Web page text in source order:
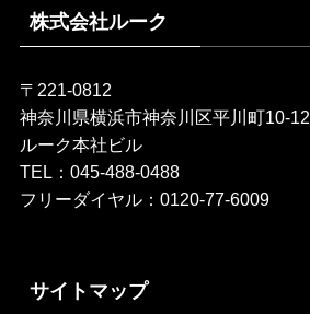
株式会社ルーク
〒221-0812
神奈川県横浜市神奈川区平川町10-12
ルーク本社ビル
TEL：045-488-0488
フリーダイヤル：0120-77-6009
サイトマップ